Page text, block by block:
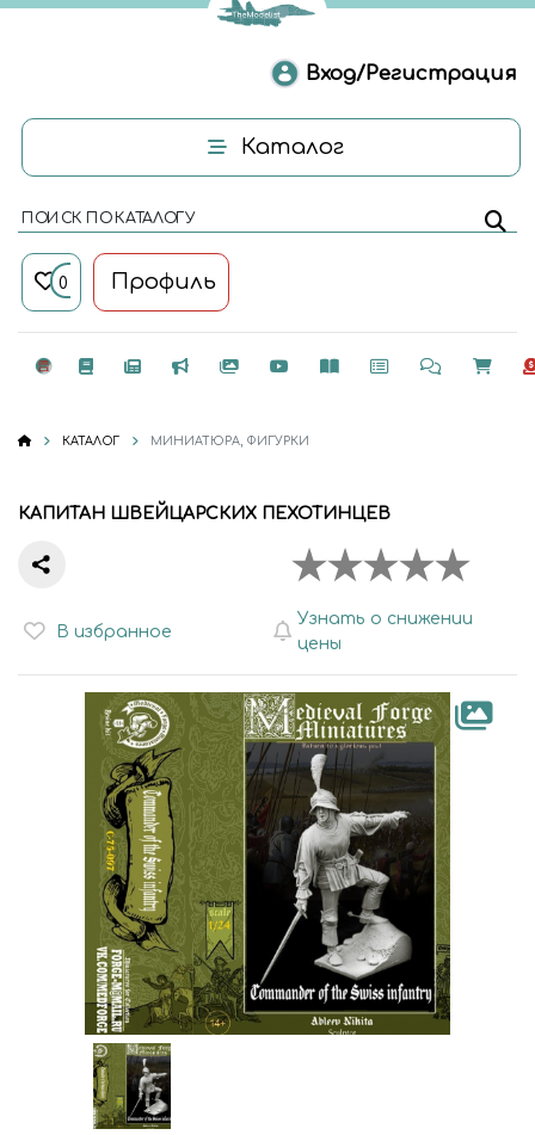
Вход/Регистрация
Каталог
ПОИСК ПО КАТАЛОГУ
0 Профиль
КАТАЛОГ МИНИАТЮРА, ФИГУРКИ
КАПИТАН ШВЕЙЦАРСКИХ ПЕХОТИНЦЕВ
В избранное
Узнать о снижении
цены